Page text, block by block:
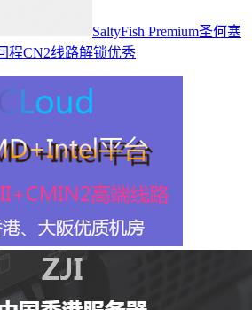
SaltyFish Premium圣何塞
程CN2线路解锁优秀